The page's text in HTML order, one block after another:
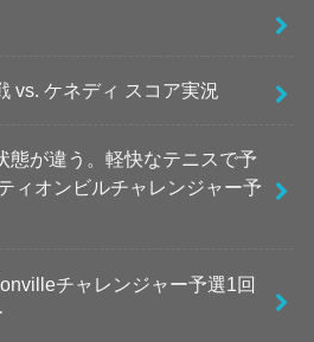
vs. ケネディ スコア実況
態が違う。軽快なテニスで予
ィオンビルチャレンジャー予
チャレンジャー予選1回